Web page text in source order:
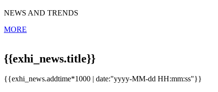
NEWS AND TRENDS
MORE
{{exhi_news.title}}
{{exhi_news.addtime*1000 | date:"yyyy-MM-dd HH:mm:ss"}}